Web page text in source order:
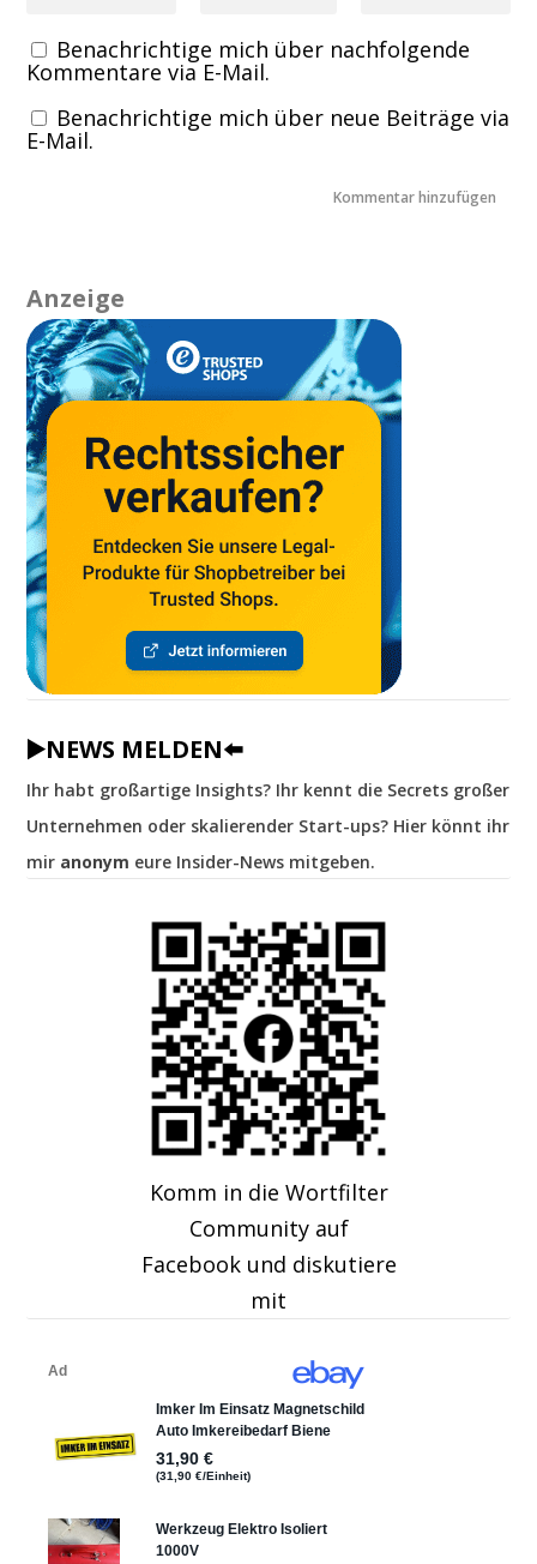
Benachrichtige mich über nachfolgende
Kommentare via E-Mail.
Benachrichtige mich über neue Beiträge via
E-Mail.
Anzeige
▶️NEWS MELDEN⬅️
Ihr habt großartige Insights? Ihr kennt die Secrets großer
Unternehmen oder skalierender Start-ups? Hier könnt ihr
mir anonym eure Insider-News mitgeben.
Komm in die Wortfilter
Community auf
Facebook und diskutiere
mit